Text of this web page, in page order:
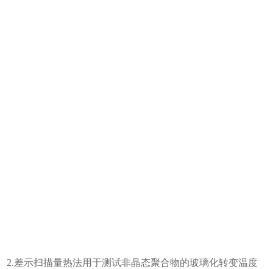
2.差示扫描量热法用于测试非晶态聚合物的玻璃化转变温度